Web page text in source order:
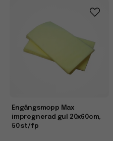
Engångsmopp Max
impregnerad gul 20x60cm,
50 st/fp